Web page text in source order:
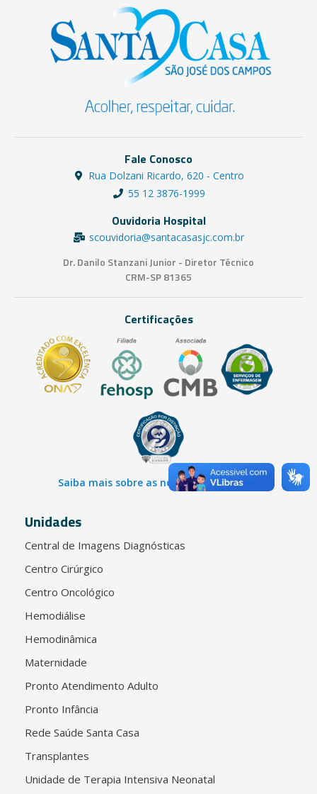
Fale Conosco
Rua Dolzani Ricardo, 620 - Centro
55 12 3876-1999
Ouvidoria Hospital
scouvidoria@santacasasjc.com.br
Dr. Danilo Stanzani Junior - Diretor Técnico
CRM-SP 81365
Certificações
Saiba mais sobre as nossas certificações
Unidades
Central de Imagens Diagnósticas
Centro Cirúrgico
Centro Oncológico
Hemodiálise
Hemodinâmica
Maternidade
Pronto Atendimento Adulto
Pronto Infância
Rede Saúde Santa Casa
Transplantes
Unidade de Terapia Intensiva Neonatal